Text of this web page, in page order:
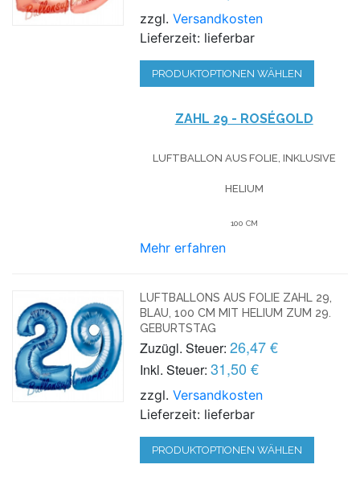
zzgl.Versandkosten
Lieferzeit: lieferbar
PRODUKTOPTIONEN WÄHLEN
ZAHL 29 - ROSÉGOLD
LUFTBALLON AUS FOLIE, INKLUSIVE
HELIUM
100 CM
Mehr erfahren
LUFTBALLONS AUS FOLIE ZAHL 29,
BLAU, 100 CM MIT HELIUM ZUM 29.
GEBURTSTAG
Zuzügl. Steuer: 26,47 €
Inkl. Steuer: 31,50 €
zzgl.Versandkosten
Lieferzeit: lieferbar
PRODUKTOPTIONEN WÄHLEN